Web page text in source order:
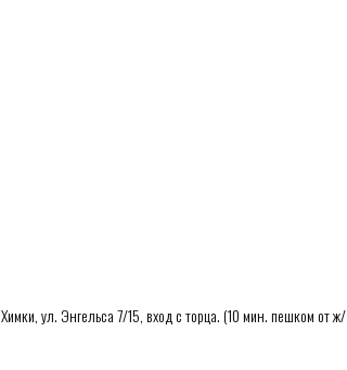
ул. Энгельса 7/15, вход с торца. (10 мин. пешком от ж/